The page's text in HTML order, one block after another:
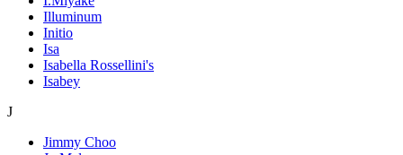
Illuminum
Initio
Isa
Isabella Rossellini's
Isabey
J
Jimmy Choo